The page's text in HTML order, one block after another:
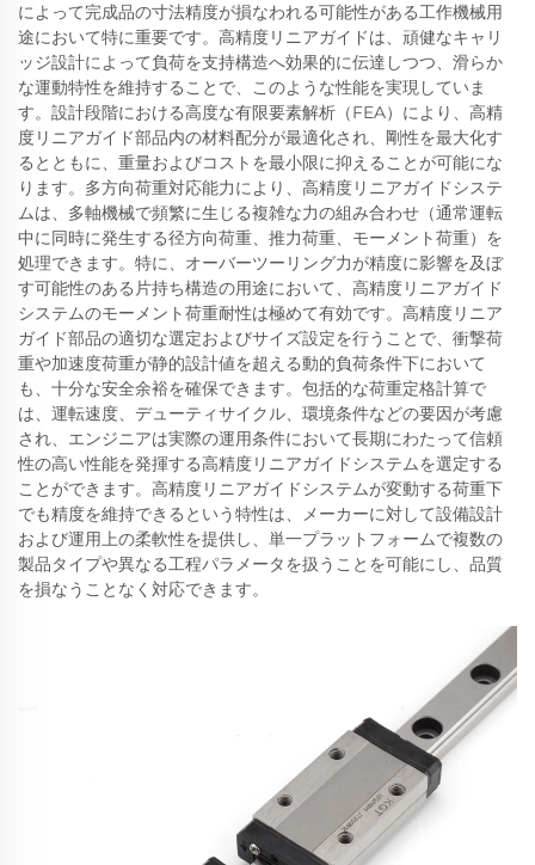
によって完成品の寸法精度が損なわれる可能性がある工作機械用
途において特に重要です。高精度リニアガイドは、頑健なキャリ
ッジ設計によって負荷を支持構造へ効果的に伝達しつつ、滑らか
な運動特性を維持することで、このような性能を実現していま
す。設計段階における高度な有限要素解析（FEA）により、高精
度リニアガイド部品内の材料配分が最適化され、剛性を最大化す
るとともに、重量およびコストを最小限に抑えることが可能にな
ります。多方向荷重対応能力により、高精度リニアガイドシステ
ムは、多軸機械で頻繁に生じる複雑な力の組み合わせ（通常運転
中に同時に発生する径方向荷重、推力荷重、モーメント荷重）を
処理できます。特に、オーバーツーリング力が精度に影響を及ぼ
す可能性のある片持ち構造の用途において、高精度リニアガイド
システムのモーメント荷重耐性は極めて有効です。高精度リニア
ガイド部品の適切な選定およびサイズ設定を行うことで、衝撃荷
重や加速度荷重が静的設計値を超える動的負荷条件下において
も、十分な安全余裕を確保できます。包括的な荷重定格計算で
は、運転速度、デューティサイクル、環境条件などの要因が考慮
され、エンジニアは実際の運用条件において長期にわたって信頼
性の高い性能を発揮する高精度リニアガイドシステムを選定する
ことができます。高精度リニアガイドシステムが変動する荷重下
でも精度を維持できるという特性は、メーカーに対して設備設計
および運用上の柔軟性を提供し、単一プラットフォームで複数の
製品タイプや異なる工程パラメータを扱うことを可能にし、品質
を損なうことなく対応できます。